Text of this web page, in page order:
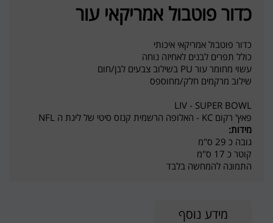
כדור פוטבול אמריקאי עור
כדור פוטבול אמריקאי איכותי
כולל תפרים לבנים לאחיזה נוחה
עשוי מחומר עור PU בשילוב צבעים לבן/חום
שילוב מרקמים חלק/מחוספס
LIV - SUPER BOWL
פאץ' רקום KC - האלופה הרשמית קנזס סיטי של ליגת ה NFL
מידות:
גובה כ 29 ס"מ
קוטר כ 17 ס"מ
התמונה להמחשה בלבד
מידע נוסף